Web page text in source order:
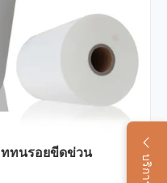
ทนรอยขีดข่วน